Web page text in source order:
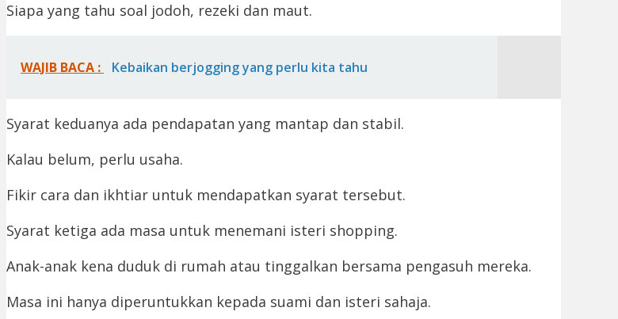
Siapa yang tahu soal jodoh, rezeki dan maut.
WAJIB BACA : Kebaikan berjogging yang perlu kita tahu
Syarat keduanya ada pendapatan yang mantap dan stabil.
Kalau belum, perlu usaha.
Fikir cara dan ikhtiar untuk mendapatkan syarat tersebut.
Syarat ketiga ada masa untuk menemani isteri shopping.
Anak-anak kena duduk di rumah atau tinggalkan bersama pengasuh mereka.
Masa ini hanya diperuntukkan kepada suami dan isteri sahaja.